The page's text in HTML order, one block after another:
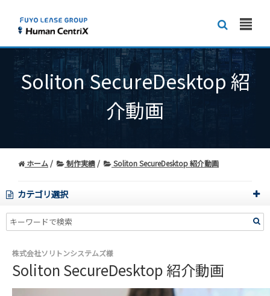
Soliton SecureDesktop 紹
介動画
ホーム 制作実績 Soliton SecureDesktop 紹介動画
カテゴリ選択
株式会社ソリトンシステムズ様
Soliton SecureDesktop 紹介動画